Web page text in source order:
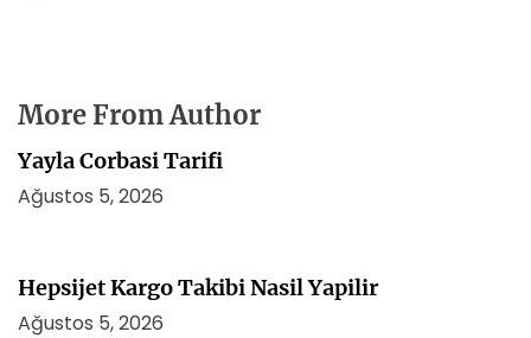
More From Author
Yayla Corbasi Tarifi
Ağustos 5, 2026
Hepsijet Kargo Takibi Nasil Yapilir
Ağustos 5, 2026